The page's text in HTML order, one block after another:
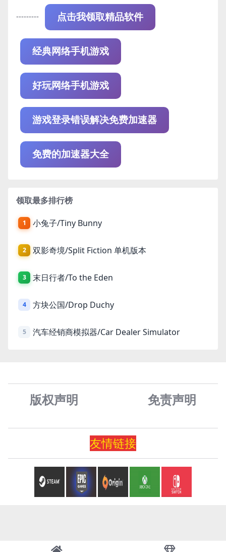
--------- 点击我领取精品软件
经典网络手机游戏
好玩网络手机游戏
游戏登录错误解决免费加速器
免费的加速器大全
领取最多排行榜
1 小兔子/Tiny Bunny
2 双影奇境/Split Fiction 单机版本
3 末日行者/To the Eden
4 方块公国/Drop Duchy
5 汽车经销商模拟器/Car Dealer Simulator
版权声明 免责声明
友情链接